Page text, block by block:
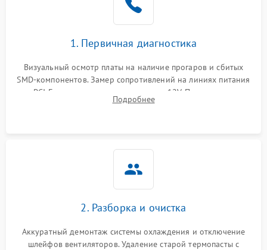
Механические повреждения
1. Первичная диагностика
Визуальный осмотр платы на наличие прогаров и сбитых
SMD-компонентов. Замер сопротивлений на линиях питания
PCI-E и дополнительных разъемах 12V. Проверка на
короткое замыкание основных дросселей питания GPU и
Подробнее
2. Разборка и очистка
Аккуратный демонтаж системы охлаждения и отключение
шлейфов вентиляторов. Удаление старой термопасты с